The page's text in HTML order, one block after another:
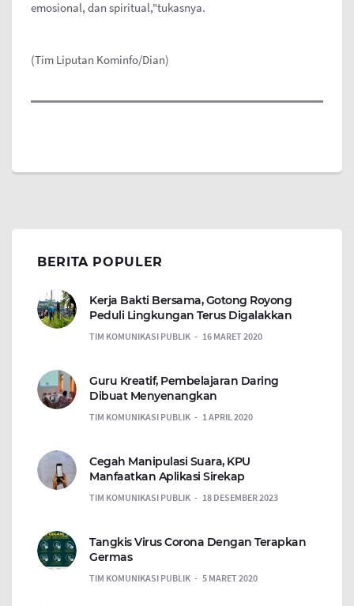
emosional, dan spiritual,"tukasnya.
(Tim Liputan Kominfo/Dian)
BERITA POPULER
Kerja Bakti Bersama, Gotong Royong
Peduli Lingkungan Terus Digalakkan
TIM KOMUNIKASI PUBLIK 16 MARET 2020
Guru Kreatif, Pembelajaran Daring
Dibuat Menyenangkan
TIM KOMUNIKASI PUBLIK 1 APRIL 2020
Cegah Manipulasi Suara, KPU
Manfaatkan Aplikasi Sirekap
TIM KOMUNIKASI PUBLIK 18 DESEMBER 2023
Tangkis Virus Corona Dengan Terapkan
Germas
TIM KOMUNIKASI PUBLIK 5 MARET 2020